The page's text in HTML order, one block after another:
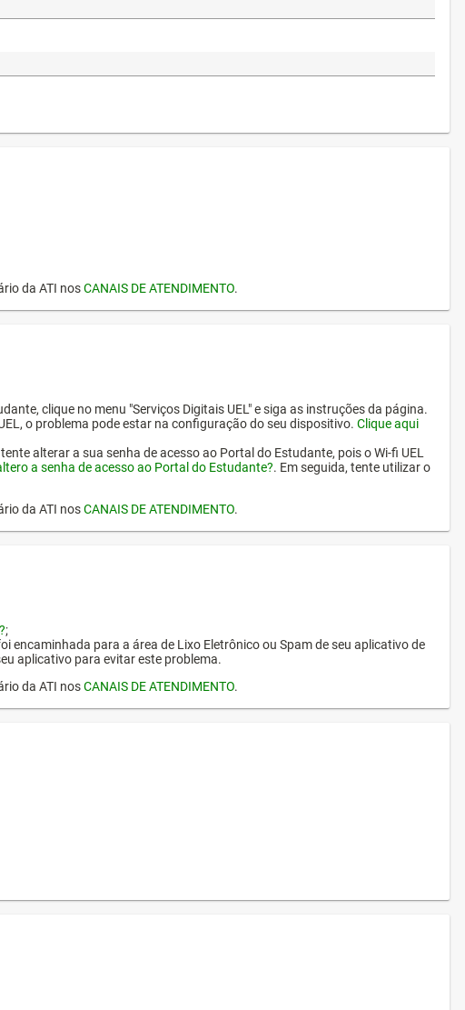
da ATI nosCANAIS DE ATENDIMENTO.
clique no menu "Serviços Digitais UEL" e siga as instruções da página.
o problema pode estar na configuração do seu dispositivo. Clique aqui
alterar a sua senha de acesso ao Portal do Estudante, pois o Wi-fi UEL
a senha de acesso ao Portal do Estudante?. Em seguida, tente utilizar o
da ATI nosCANAIS DE ATENDIMENTO.
;
encaminhada para a área de Lixo Eletrônico ou Spam de seu aplicativo de
aplicativo para evitar este problema.
da ATI nosCANAIS DE ATENDIMENTO.